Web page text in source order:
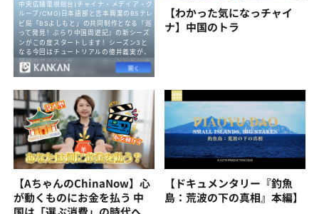
【わかった気になっチャイ
ナ】中国のトラ
【AちゃんのChinaNow】心
が動くものにお金を払う 中
【ドキュメンタリー『釣魚
島：荒波の下の真相』本編】